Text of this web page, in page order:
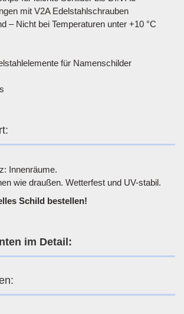
mit V2A Edelstahlschrauben
– Nicht bei Temperaturen unter +10 °C
für Namenschilder
Innenräume.
wie draußen. Wetterfest und UV-stabil.
Schild bestellen!
im Detail: